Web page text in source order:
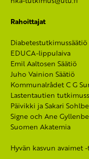
Rahoittajat
Diabetestutkimussäätiö
EDUCA-lippulaiva
Emil Aaltosen Säätiö
Juho Vainion Säätiö
Kommunalrådet C G
Lastentautien
Päivikki ja Sakari
Signe och Ane
Suomen Akatemia
Hyvän kasvun avaimet